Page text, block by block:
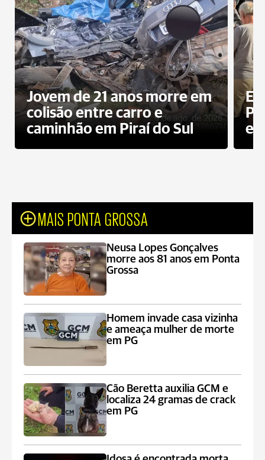
Jovem de 21 anos morre em
colisão entre carro e
caminhão em Piraí do Sul
MAIS PONTA GROSSA
Neusa Lopes Gonçalves
morre aos 81 anos em Ponta
Grossa
Homem invade casa vizinha
e ameaça mulher de morte
em PG
Cão Beretta auxilia GCM e
localiza 24 gramas de crack
em PG